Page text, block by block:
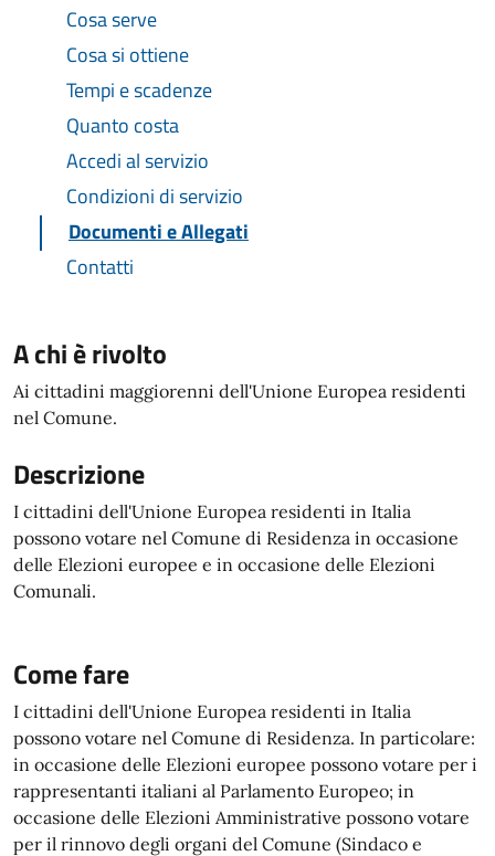
Cosa serve
Cosa si ottiene
Tempi e scadenze
Quanto costa
Accedi al servizio
Condizioni di servizio
Documenti e Allegati
Contatti
A chi è rivolto
Ai cittadini maggiorenni dell'Unione Europea residenti
nel Comune.
Descrizione
I cittadini dell'Unione Europea residenti in Italia
possono votare nel Comune di Residenza in occasione
delle Elezioni europee e in occasione delle Elezioni
Comunali.
Come fare
I cittadini dell'Unione Europea residenti in Italia
possono votare nel Comune di Residenza. In particolare:
in occasione delle Elezioni europee possono votare per i
rappresentanti italiani al Parlamento Europeo; in
occasione delle Elezioni Amministrative possono votare
per il rinnovo degli organi del Comune (Sindaco e